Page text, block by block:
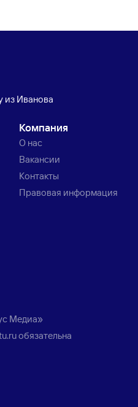
из Иванова
Компания
О нас
Вакансии
Контакты
Правовая информация
Медиа»
обязательна